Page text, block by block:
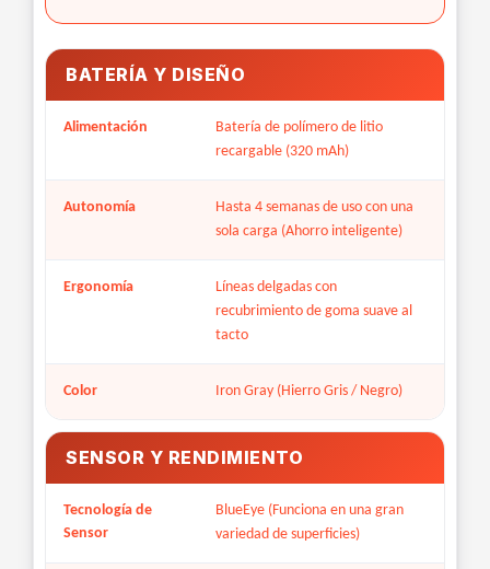
BATERÍA Y DISEÑO
Alimentación
Batería de polímero de litio
recargable (320 mAh)
Autonomía
Hasta 4 semanas de uso con una
sola carga (Ahorro inteligente)
Ergonomía
Líneas delgadas con
recubrimiento de goma suave al
tacto
Color Iron Gray (Hierro Gris / Negro)
SENSOR Y RENDIMIENTO
Tecnología de
Sensor
BlueEye (Funciona en una gran
variedad de superficies)